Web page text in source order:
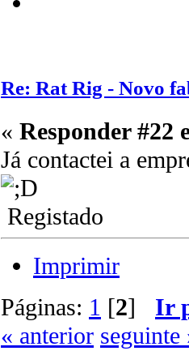
Re: Rat Rig - Novo
« Responder #22
Já contactei a
Registado
Imprimir
Páginas: 1 [2] Ir
« anterior seguinte